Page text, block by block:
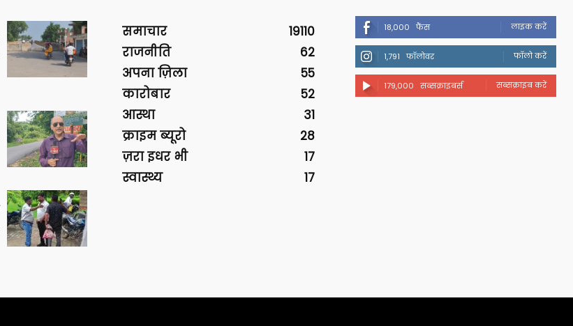
समाचार
19110
राजनीति
62
अपना ज़िला
55
कारोबार
52
आस्था
31
क्राइम ब्यूरो
28
ज़रा इधर भी
17
स्वास्थ्य
17
18,000 फैंस लाइक करें
1,791 फॉलोवर फॉलो करें
179,000 सब्सक्राइबर्स सब्सक्राइब करें